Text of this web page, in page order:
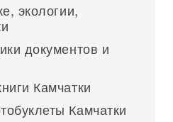
экологии,
документов и
Камчатки
Камчатки